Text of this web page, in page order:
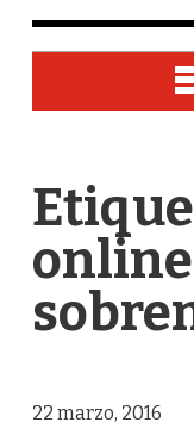
22 marzo, 2016